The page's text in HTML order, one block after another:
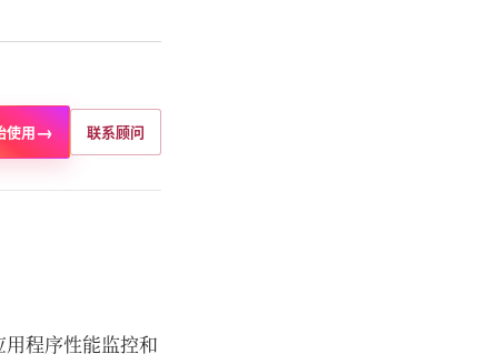
使用→ 联系顾问
程序性能监控和